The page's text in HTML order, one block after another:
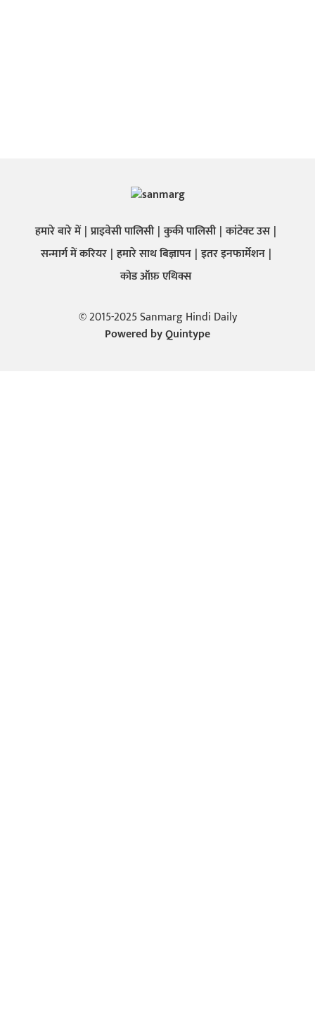
हमारे बारे में प्राइवेसी पालिसी कुकी पालिसी कांटेक्ट उस
सन्मार्ग में करियर हमारे साथ बिज्ञापन इतर इनफार्मेशन
कोड ऑफ़ एथिक्स
© 2015-2025 Sanmarg Hindi Daily
Powered byQuintype